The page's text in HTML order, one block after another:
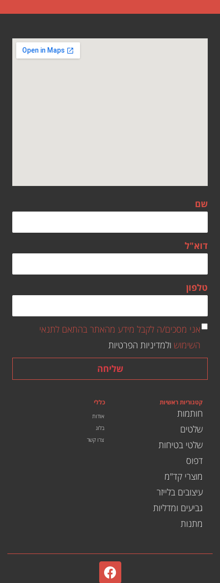
שם
דוא"ל
טלפון
אני מסכים/ה לקבל מידע מהאתר בהתאם לתנאי
השימוש ולמדיניות הפרטיות
שליחה
קטגוריות ראשיות
חותמות
שלטים
שלטי בטיחות
דפוס
מוצרי קד"מ
עיצובים בלייזר
גביעים ומדליות
מתנות
כללי
אודות
בלוג
צרו קשר